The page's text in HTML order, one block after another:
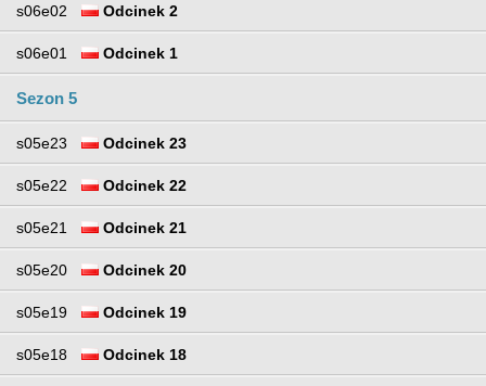
s06e02 Odcinek 2
s06e01 Odcinek 1
Sezon 5
s05e23 Odcinek 23
s05e22 Odcinek 22
s05e21 Odcinek 21
s05e20 Odcinek 20
s05e19 Odcinek 19
s05e18 Odcinek 18